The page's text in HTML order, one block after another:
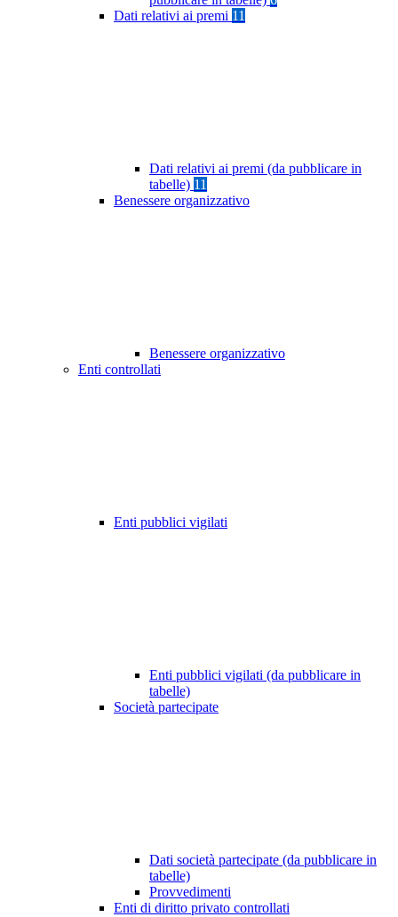
Dati relativi ai premi 11
Dati relativi ai premi (da pubblicare in
tabelle) 11
Benessere organizzativo
Benessere organizzativo
Enti controllati
Enti pubblici vigilati
Enti pubblici vigilati (da pubblicare in
tabelle)
Società partecipate
Dati società partecipate (da pubblicare in
tabelle)
Provvedimenti
Enti di diritto privato controllati